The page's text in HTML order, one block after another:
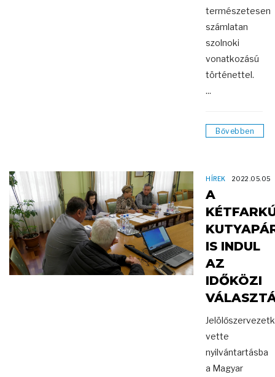
természetesen
számlatan
szolnoki
vonatkozású
történettel.
...
Bővebben
HÍREK 2022.05.05
A
IS INDUL
AZ
IDŐKÖZI
vette
nyilvántartásba
a Magyar